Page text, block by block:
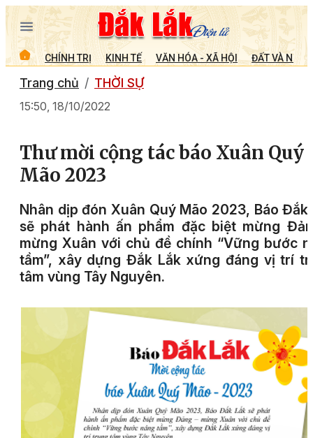
CHÍNH TRỊ KINH TẾ VĂN HÓA - XÃ HỘI ĐẤT VÀ
Trang chủ THỜI SỰ
15:50, 18/10/2022
Thư mời cộng tác báo Xuân Quý
Mão 2023
Nhân dịp đón Xuân Quý Mão 2023, Báo Đắk
sẽ phát hành ấn phẩm đặc biệt mừng
mừng Xuân với chủ đề chính “Vững bước
tầm”, xây dựng Đắk Lắk xứng đáng vị trí
tâm vùng Tây Nguyên.